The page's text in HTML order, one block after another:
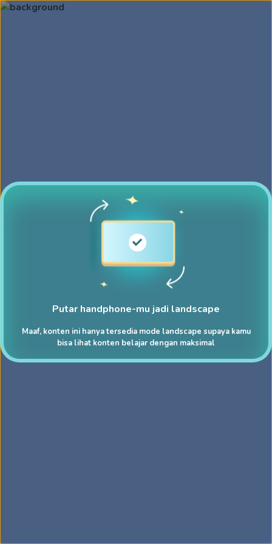
Putar handphone-mu jadi landscape
Maaf, konten ini hanya tersedia mode landscape supaya kamu
bisa lihat konten belajar dengan maksimal